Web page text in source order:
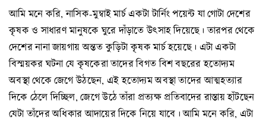
আমি মনে করি, নাসিক-মুম্বাই মার্চ একটা টার্নিং পয়েন্ট যা গোটা দেশের
কৃষক ও সাধারণ মানুষকে ঘুরে দাঁড়াতে উৎসাহ দিয়েছে। তারপর থেকে
দেশের নানা জায়গায় অন্তত কুড়িটা কৃষক মার্চ হয়েছে। এটা একটা
বিস্ময়কর ঘটনা যে কৃষকেরা তাদের বিগত বিশ বছরের হতোদ্যম
অবস্থা থেকে জেগে উঠছেন, এই হতোদ্যম অবস্থা তাদের আত্মহত্যার
দিকে ঠেলে দিচ্ছিল, জেগে উঠে তাঁরা প্রত্যক্ষ প্রতিবাদের রাস্তায় হাঁটছেন
যেটা তাঁদের অধিকার আদায়ের দিকে নিয়ে যাবে। আমি মনে করি, এটা